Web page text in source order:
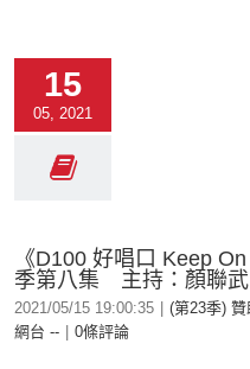
15
05, 2021
《D100 好唱口 Keep
季第八集 主持：顏聯
2021/05/15 19:00:35 (第23季)
網台 --
0條評論